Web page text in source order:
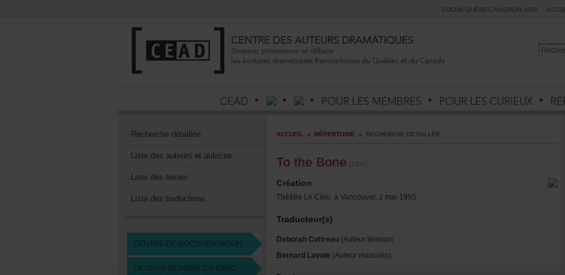
FOCUSQUÉBECAVIGNON2026
Recherchedétaillée
Listedesauteursetautrices
Listedestextes
Listedestraductions
CENTREDEDOCUMENTATION
DEVENIRMEMBREDUCEAD
ACCUEIL » RÉPERTOIRE » RECHERCHEDÉTAILLÉE
TotheBone [1995]
Création
ThéâtreLeClou,àVancouver,2mai1995
Traducteur(s)
DeborahCottreau(Auteurféminin)
BernardLavoie (Auteurmasculin)